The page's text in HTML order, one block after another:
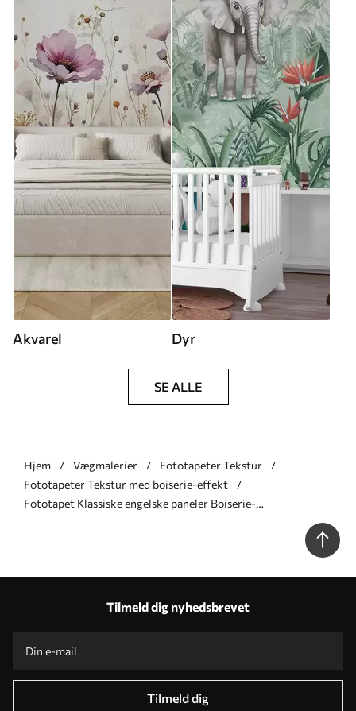
Akvarel Dyr
SE ALLE
Hjem Vægmalerier
Fototapeter Tekstur
Fototapeter Tekstur med boiserie-effekt
Fototapet Klassiske engelske paneler Boiserie-
Tilmeld dig nyhedsbrevet
Tilmeld dig